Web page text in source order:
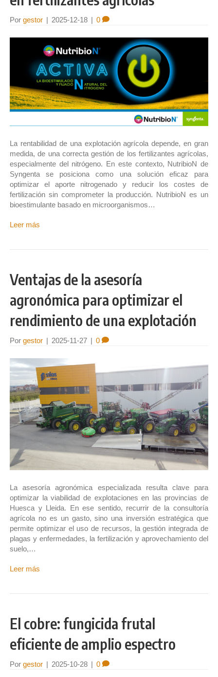
Por gestor | 2025-12-18 | 0
La rentabilidad de una explotación agrícola depende, en gran
medida, de una correcta gestión de los fertilizantes agrícolas,
especialmente del nitrógeno. En este contexto, NutribioN de
Syngenta se posiciona como una solución eficaz para
optimizar el aporte nitrogenado y reducir los costes de
fertilización sin comprometer la producción. NutribioN es un
bioestimulante basado en microorganismos…
Leer más
Ventajas de la asesoría
agronómica para optimizar el
rendimiento de una explotación
Por gestor | 2025-11-27 | 0
La asesoría agronómica especializada resulta clave para
optimizar la viabilidad de explotaciones en las provincias de
Huesca y Lleida. En ese sentido, recurrir de la consultoría
agrícola no es un gasto, sino una inversión estratégica que
permite optimizar el uso de recursos, la gestión integrada de
plagas y enfermedades, la fertilización y aprovechamiento del
suelo,…
Leer más
El cobre: fungicida frutal
eficiente de amplio espectro
Por gestor | 2025-10-28 | 0